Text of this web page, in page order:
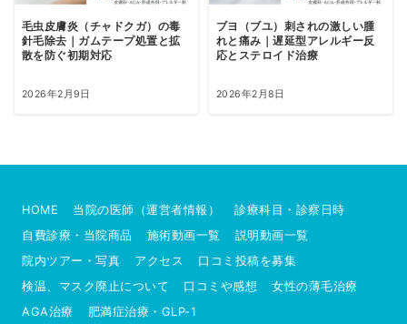
毛虫皮膚炎（チャドクガ）の毒
針毛除去｜ガムテープ処置と拡
散を防ぐ初期対応
2026年2月9日
ブヨ（ブユ）刺されの激しい腫
れと痛み｜遅延型アレルギー反
応とステロイド治療
2026年2月8日
HOME 当院の医師（運営者情報）
診療科目・診察日時
自費診療・当院商品
施術動画一覧
説明動画一覧
院内ツアー・写真
アクセス
口コミ投稿を募集
検温、マスク廃止について
口コミや感想
女性の薄毛治療
AGA治療
肥満症治療・GLP-1